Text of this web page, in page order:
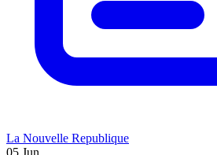
La Nouvelle Republique
05 Jun